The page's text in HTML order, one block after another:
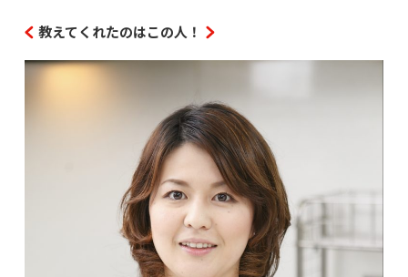
教えてくれたのはこの人！